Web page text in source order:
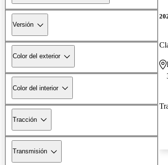
Versión
Color del exterior
Color del interior
Tracción
Transmisión